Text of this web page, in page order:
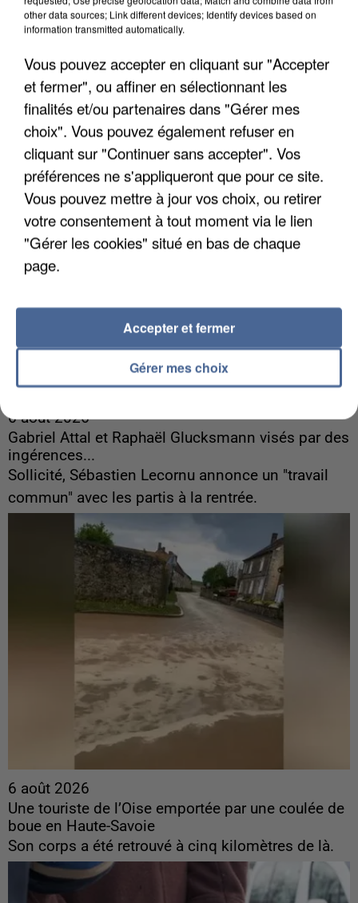
Un second cadre de la DZ Mafia interpellé en
Algérie
Un cofondateur du réseau avait été interpellé
quelques jours plus tôt.
6 août 2026
Gabriel Attal et Raphaël Glucksmann visés par des
ingérences...
Sollicité, Sébastien Lecornu annonce un "travail
commun" avec les partis à la rentrée.
6 août 2026
Une touriste de l’Oise emportée par une coulée de
boue en Haute-Savoie
Son corps a été retrouvé à cinq kilomètres de là.
other data sources; Link different devices; Identify devices based on
information transmitted automatically.
Vous pouvez accepter en cliquant sur "Accepter
et fermer", ou affiner en sélectionnant les
finalités et/ou partenaires dans "Gérer mes
choix". Vous pouvez également refuser en
cliquant sur "Continuer sans accepter". Vos
préférences ne s'appliqueront que pour ce site.
Vous pouvez mettre à jour vos choix, ou retirer
votre consentement à tout moment via le lien
"Gérer les cookies" situé en bas de chaque
page.
Gérer mes choix
Accepter et fermer